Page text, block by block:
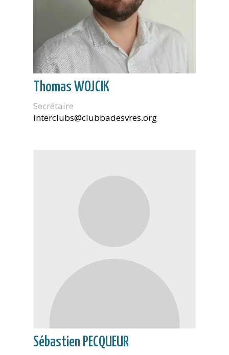
Thomas WOJCIK
Secrétaire
interclubs@clubbadesvres.org
Sébastien PECQUEUR